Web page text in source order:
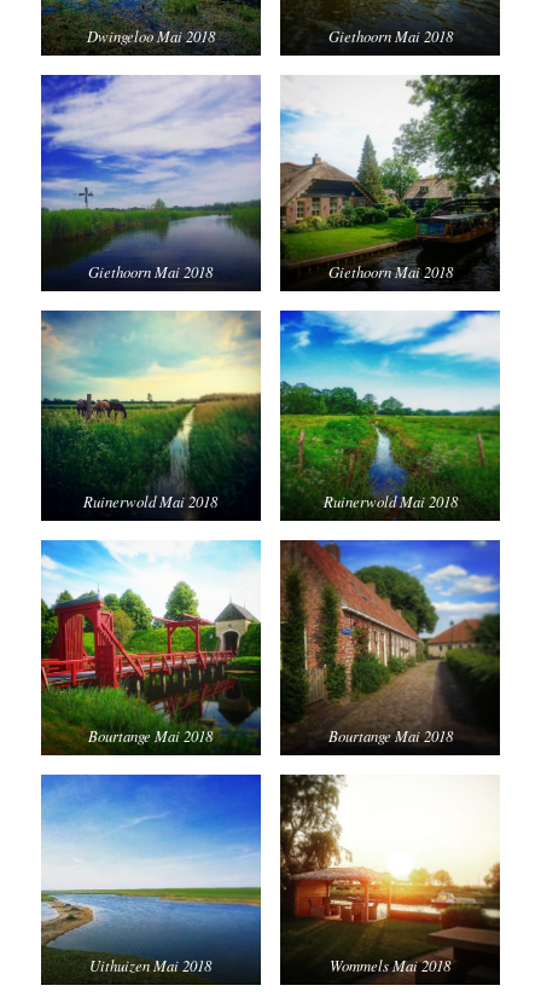
Dwingeloo Mai 2018 Giethoorn Mai 2018
Giethoorn Mai 2018 Giethoorn Mai 2018
Ruinerwold Mai 2018 Ruinerwold Mai 2018
Bourtange Mai 2018 Bourtange Mai 2018
Uithuizen Mai 2018 Wommels Mai 2018